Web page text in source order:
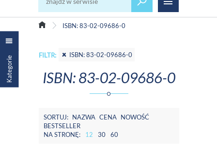
ISBN: 83-02-09686-0
Kategorie FILTR: ISBN: 83-02-09686-0
ISBN: 83-02-09686-0
SORTUJ: NAZWA CENA NOWOŚĆ
BESTSELLER
NA STRONĘ:
12 30 60